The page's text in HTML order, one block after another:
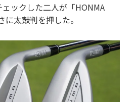
ックした二人が「HONMA
に太鼓判を押した。